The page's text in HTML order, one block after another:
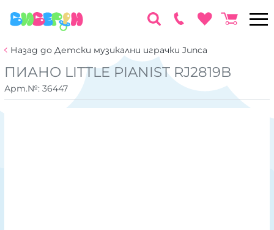
Назад до Детски музикални играчки Junca
ПИАНО LITTLE PIANIST RJ2819B
Арт.№: 36447